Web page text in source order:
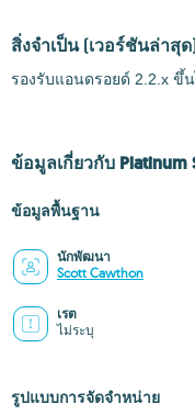
สิ่งจำเป็น (เวอร์ชันล่าสุด
รองรับแอนดรอยด์ 2.2.x ขึ้
ข้อมูลเกี่ยวกับ Platinum
ข้อมูลพื้นฐาน
นักพัฒนา
Scott Cawthon
เรต
ไม่ระบุ
รูปแบบการจัดจำหน่าย